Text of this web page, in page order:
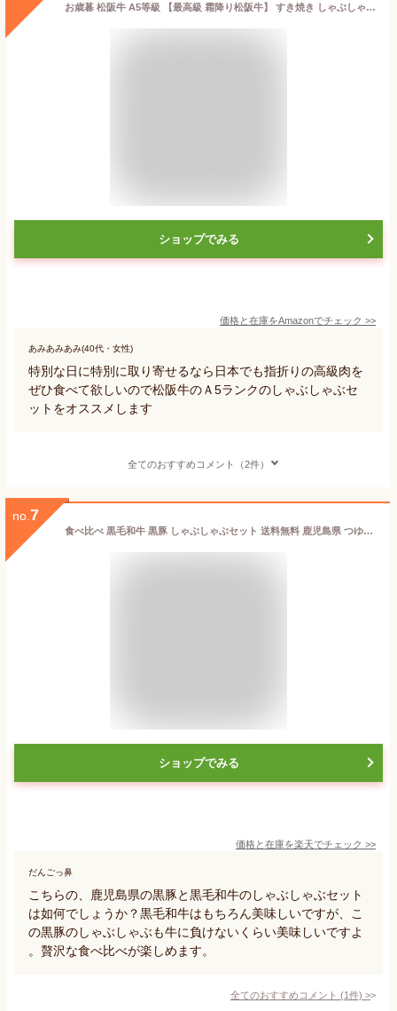
お歳暮 松阪牛 A5等級 【最高級 霜降り松阪牛】 すき焼き しゃぶしゃぶ用 3～4人前(600g) 牛肉/特注木箱入り 証明書付き 松坂牛 牛にく 肉ギフト 贈答 プレゼント 牛肉ギフト 御歳暮
ショップでみる
価格と在庫をAmazonでチェック >>
あみあみあみ(40代・女性)
特別な日に特別に取り寄せるなら日本でも指折りの高級肉を
ぜひ食べて欲しいので松阪牛のＡ5ランクのしゃぶしゃぶセ
ットをオススメします
全てのおすすめコメント（2件）
no. 7
食べ比べ 黒毛和牛 黒豚 しゃぶしゃぶセット 送料無料 鹿児島県 つゆ付 400g~800g 高級 霜降り 牛肉 しゃぶしゃぶ すき焼き 肉 プレゼント お祝い お返し お取り寄せ グルメ ギフト 国産 お肉 お歳暮 御歳暮 ハロウィン
ショップでみる
価格と在庫を楽天でチェック >>
だんごっ鼻
こちらの、鹿児島県の黒豚と黒毛和牛のしゃぶしゃぶセット
は如何でしょうか？黒毛和牛はもちろん美味しいですが、こ
の黒豚のしゃぶしゃぶも牛に負けないくらい美味しいですよ
。贅沢な食べ比べが楽しめます。
全てのおすすめコメント (1件) >